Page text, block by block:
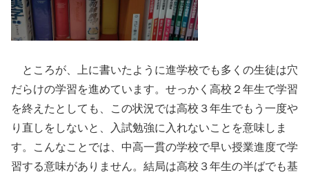
ところが、上に書いたように進学校でも多くの生徒は穴
だらけの学習を進めています。せっかく高校２年生で学習
を終えたとしても、この状況では高校３年生でもう一度や
り直しをしないと、入試勉強に入れないことを意味しま
す。こんなことでは、中高一貫の学校で早い授業進度で学
習する意味がありません。結局は高校３年生の半ばでも基